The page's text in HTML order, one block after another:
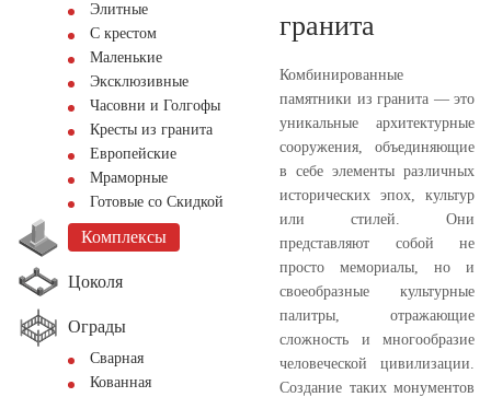
Элитные
С крестом
Маленькие
Эксклюзивные
Часовни и Голгофы
Кресты из гранита
Европейские
Мраморные
Готовые со Скидкой
Комплексы
Цоколя
Ограды
Сварная
Кованная
гранита
Комбинированные
памятники из гранита — это
уникальные архитектурные
сооружения, объединяющие
в себе элементы различных
исторических эпох, культур
или стилей. Они
представляют собой не
просто мемориалы, но и
своеобразные культурные
палитры, отражающие
сложность и многообразие
человеческой цивилизации.
Создание таких монументов